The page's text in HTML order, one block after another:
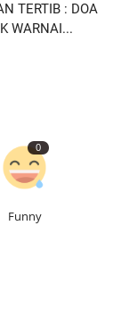
TERTIB : DOA
WARNAI...
0
Funny